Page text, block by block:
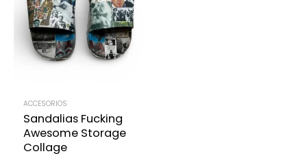
ACCESORIOS
Sandalias Fucking
Awesome Storage
Collage